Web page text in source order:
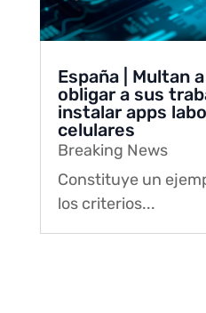
España | Multan
obligar a sus
instalar apps
celulares
Breaking News
Constituye un
los criterios...